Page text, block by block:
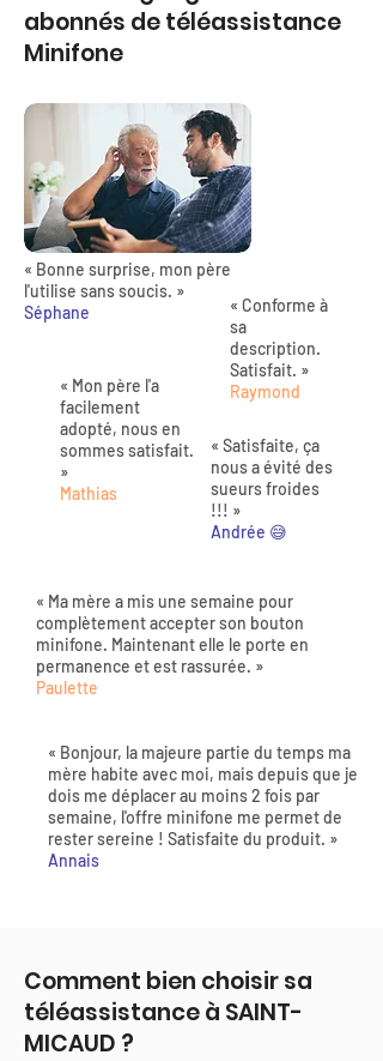
abonnés de téléassistance
Minifone
« Bonne surprise, mon père
l'utilise sans soucis. »
Séphane
« Mon père l'a
facilement
adopté, nous en
sommes satisfait.
»
Mathias
« Conforme à
sa
description.
Satisfait. »
Raymond
« Satisfaite, ça
nous a évité des
sueurs froides
!!! »
Andrée 😅
« Ma mère a mis une semaine pour
complètement accepter son bouton
minifone. Maintenant elle le porte en
permanence et est rassurée. »
Paulette
« Bonjour, la majeure partie du temps ma
mère habite avec moi, mais depuis que je
dois me déplacer au moins 2 fois par
semaine, l'offre minifone me permet de
rester sereine ! Satisfaite du produit. »
Annais
Comment bien choisir sa
téléassistance à SAINT-
MICAUD ?